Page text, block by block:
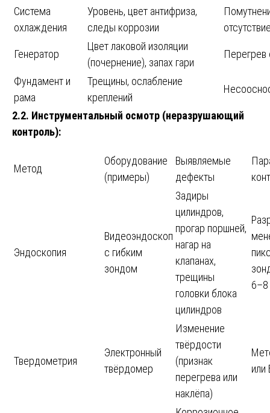
Система
охлаждения
Уровень, цвет антифриза,
следы коррозии
Генератор
Цвет лаковой изоляции
(почернение), запах гари
Перегрев
Фундамент и
рама
Трещины, ослабление
креплений
2.2. Инструментальный осмотр (неразрушающий
контроль):
Метод
Оборудование
(примеры)
Выявляемые
дефекты
Эндоскопия
Видеоэндоскоп
с гибким
зондом
Задиры
цилиндров,
прогар поршней,
нагар на
клапанах,
трещины
головки блока
цилиндров
Твердометрия
Электронный
твёрдомер
Изменение
твёрдости
(признак
перегрева или
наклёпа)
или